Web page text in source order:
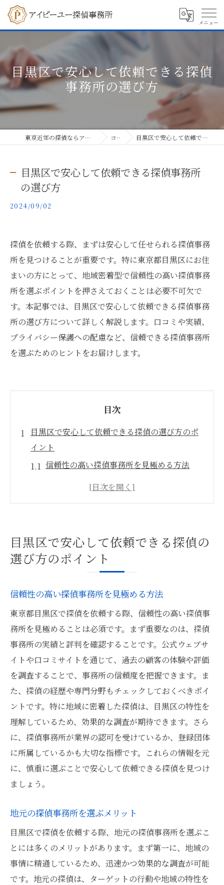
目黒区で安心して依頼できる探偵
事務所の選び方
東京近郊の探偵ならアイピーユー探偵事務所 コラム 目黒区で安心して依頼できる探偵事務所の選び方
目黒区で安心して依頼できる探偵事務所
の選び方
2024/09/02
探偵を依頼する際、まずは安心して任せられる探偵事務
所を見つけることが重要です。特に東京都目黒区にお住
まいの方にとって、地域密着型で信頼性の高い探偵事務
所を選ぶポイントを押さえておくことは必要不可欠で
す。本記事では、目黒区で安心して依頼できる探偵事務
所の選び方について詳しく解説します。口コミや実績、
プライバシー保護への配慮など、信頼できる探偵事務所
を選ぶためのヒントをお届けします。
目次
目黒区で安心して依頼できる探偵の選び方のポ
イント
信頼性の高い探偵事務所を見極める方法
地元の探偵事務所を選ぶメリット
探偵事務所の実績をチェックするポイント
プライバシー保護に注力している探偵事務
所を選ぶ
費用の透明性と料金体系の確認方法
探偵事務所の資格と経験をチェックする
初回相談での印象を重視する理由
プライバシー保護への取り組みを確認
契約内容とサービス内容の確認ポイント
口コミと実績から見た目黒区の信頼できる探偵
事務所
口コミサイトを活用して探す方法
実績から見た信頼性の高い探偵事務所
依頼者の声を参考にするポイント
成功事例をチェックする重要性
地域での評判を確認する方法
プライバシー保護に優れた探偵事務所の見極め
方
プライバシー保護に関する法令遵守の確認
目黒区で安心して依頼できる探偵の
選び方のポイント
信頼性の高い探偵事務所を見極める方法
東京都目黒区で探偵を依頼する際、信頼性の高い探偵事
務所を見極めることは必須です。まず重要なのは、探偵
事務所の実績と評判を確認することです。公式ウェブサ
イトや口コミサイトを通じて、過去の顧客の体験や評価
を調査することで、事務所の信頼度を把握できます。ま
た、探偵の経歴や専門分野もチェックしておくべきポイ
ントです。特に地域に密着した探偵は、目黒区の特性を
理解しているため、効果的な調査が期待できます。さら
に、探偵事務所が業界の認可を受けているか、登録団体
に所属しているかも大切な指標です。これらの情報を元
に、慎重に選ぶことで安心して依頼できる探偵を見つけ
ましょう。
地元の探偵事務所を選ぶメリット
目黒区で探偵を依頼する際、地元の探偵事務所を選ぶこ
とには多くのメリットがあります。まず第一に、地域の
事情に精通しているため、迅速かつ効果的な調査が可能
です。地元の探偵は、ターゲットの行動や地域の特性を